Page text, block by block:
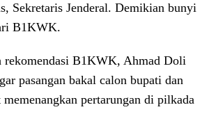
Sekretaris Jenderal. Demikian bunyi
B1KWK.
rekomendasi B1KWK, Ahmad Doli
pasangan bakal calon bupati dan
pertarungan di pilkada